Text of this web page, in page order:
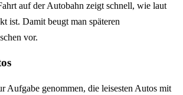
auf der Autobahn zeigt schnell, wie laut
ist. Damit beugt man späteren
vor.
Aufgabe genommen, die leisesten Autos mit